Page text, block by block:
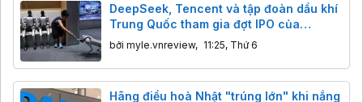
DeepSeek, Tencent và tập đoàn dầu khí
Trung Quốc tham gia đợt IPO của
Unitree
bởi myle.vnreview, 11:25, Thứ 6
Hãng điều hoà Nhật "trúng lớn" khi nắng